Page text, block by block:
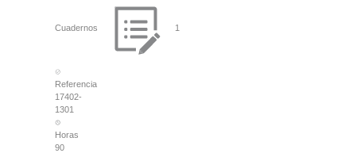
Cuadernos 1
Referencia
17402-
1301
Horas
90